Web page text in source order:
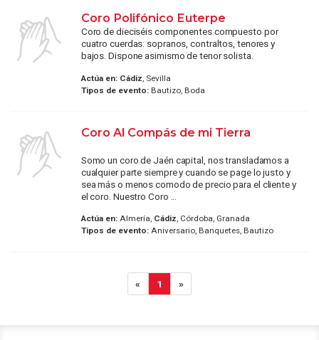
Coro Polifónico Euterpe
Coro de dieciséis componentes compuesto por
cuatro cuerdas: sopranos, contraltos, tenores y
bajos. Dispone asimismo de tenor solista.
Actúa en: Cádiz , Sevilla
Tipos de evento:Bautizo, Boda
Coro Al Compás de mi Tierra
Somo un coro de Jaén capital, nos transladamos a
cualquier parte siempre y cuando se page lo justo y
sea más o menos comodo de precio para el cliente y
el coro. Nuestro Coro ...
Actúa en:Almería, Cádiz, Córdoba, Granada
Tipos de evento:Aniversario, Banquetes, Bautizo
« 1 »